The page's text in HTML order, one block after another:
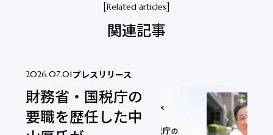
Related articles
関連記事
2026.07.01プレスリリース
財務省・国税庁の
要職を歴任した中